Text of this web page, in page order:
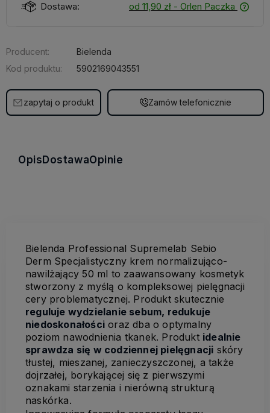
Dostawa: od 11,90 zł - Orlen Paczka
Producent:
Bielenda
Kod produktu:
5902169043551
zapytaj o produkt Zamów telefonicznie
Opis DostawaOpinie
Bielenda Professional Supremelab Sebio
Derm Specjalistyczny krem normalizująco-
nawilżający 50 ml to zaawansowany kosmetyk
stworzony z myślą o kompleksowej pielęgnacji
cery problematycznej. Produkt skutecznie
reguluje wydzielanie sebum, redukuje
niedoskonałości oraz dba o optymalny
poziom nawodnienia tkanek. Produkt idealnie
sprawdza się w codziennej pielęgnacji skóry
tłustej, mieszanej, zanieczyszczonej, a także
dojrzałej, borykającej się z pierwszymi
oznakami starzenia i nierówną strukturą
naskórka.